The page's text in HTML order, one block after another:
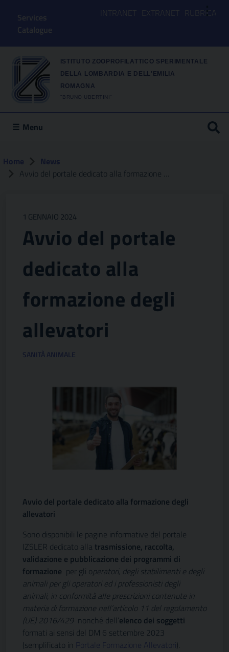
⋮
Services
Catalogue
INTRANET EXTRANET RUBRICA
ISTITUTO ZOOPROFILATTICO SPERIMENTALE
DELLA LOMBARDIA E DELL'EMILIA
ROMAGNA
"BRUNO UBERTINI"
Menu
Home
News
Avvio del portale dedicato alla formazione degli allevatori
1 GENNAIO 2024
Avvio del portale
dedicato alla
formazione degli
allevatori
SANITÀ ANIMALE
Avvio del portale dedicato alla formazione degli
allevatori
Sono disponibili le pagine informative del portale
IZSLER dedicato alla trasmissione, raccolta,
validazione e pubblicazione dei programmi di
formazione per gli operatori, degli stabilimenti e degli
animali per gli operatori ed i professionisti degli
animali, in conformità alle prescrizioni contenute in
materia di formazione nell’articolo 11 del regolamento
(UE) 2016/429nonché dell’elenco dei soggetti
formati ai sensi del DM 6 settembre 2023
(semplificato in Portale Formazione Allevatori).